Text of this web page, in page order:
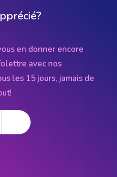
en donner encore
avec nos
les 15 jours, jamais de